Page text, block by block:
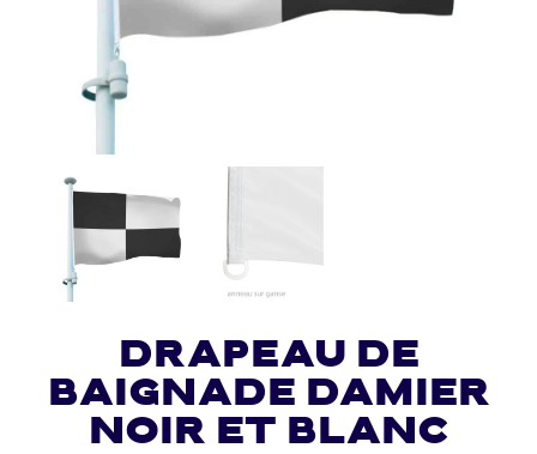
Drapeau de
baignade damier
noir et blanc